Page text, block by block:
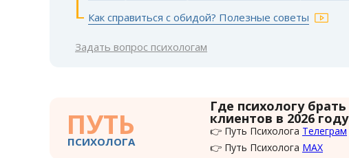
Как справиться с обидой? Полезные советы
Задать вопрос психологам
ПУТЬ
ПСИХОЛОГА
Где психологу брать
клиентов в 2026 году
👉 Путь Психолога Телеграм
👉 Путь Психолога MAX